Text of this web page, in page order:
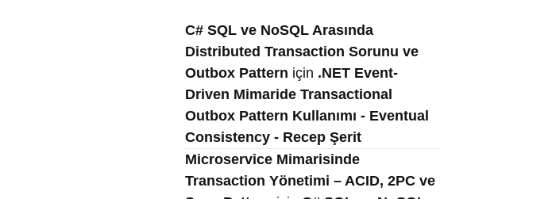
C# SQL ve NoSQL Arasında
Distributed Transaction Sorunu ve
Outbox Pattern için .NET Event-
Driven Mimaride Transactional
Outbox Pattern Kullanımı - Eventual
Consistency - Recep Şerit
Microservice Mimarisinde
Transaction Yönetimi – ACID, 2PC ve